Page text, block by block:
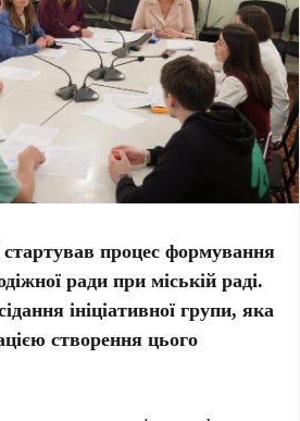
процес формування
ради при міській раді.
ініціативної групи, яка
створення цього